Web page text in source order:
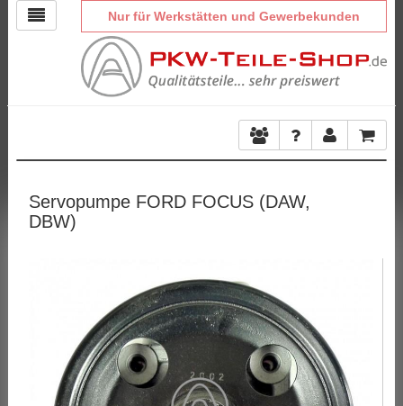
Nur für Werkstätten und Gewerbekunden
Servopumpe FORD FOCUS (DAW,
DBW)